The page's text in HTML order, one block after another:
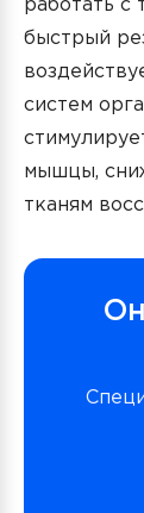
работать с
быстрый
систем
мышцы,
тканям